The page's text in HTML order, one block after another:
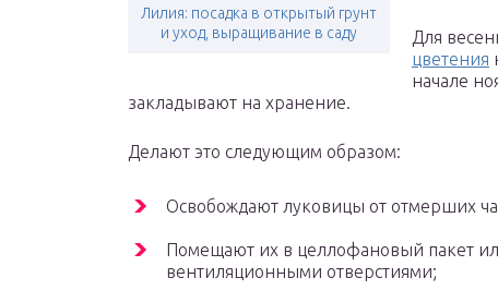
Лилия: посадка в открытый грунт
и уход, выращивание в саду
Для
цветения
начале
закладывают на хранение.
Делают это следующим образом:
Освобождают луковицы от отмерших
Помещают их в целлофановый пакет
вентиляционными отверстиями;